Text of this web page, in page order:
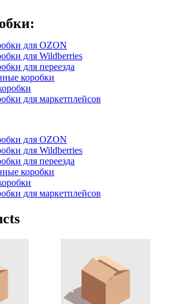
для OZON
для Wildberries
для переезда
коробки
для маркетплейсов
для OZON
для Wildberries
для переезда
коробки
для маркетплейсов